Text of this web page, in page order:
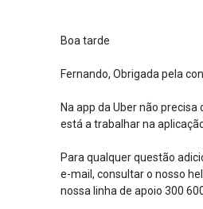
Boa tarde
Fernando, Obrigada pela
Na app da Uber não
está a trabalhar na
Para qualquer questão
e-mail, consultar o nosso
nossa linha de apoio 300